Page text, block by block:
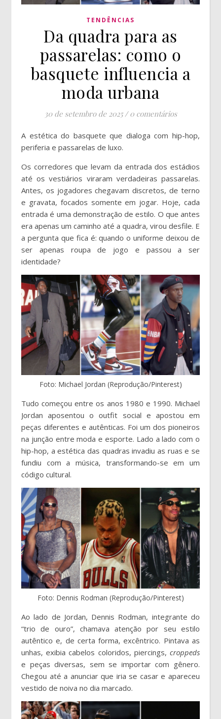
TENDÊNCIAS
Da quadra para as
passarelas: como o
basquete influencia a
moda urbana
30 de setembro de 2025 / 0 comentários
A estética do basquete que dialoga com hip-hop,
periferia e passarelas de luxo.
Os corredores que levam da entrada dos estádios
até os vestiários viraram verdadeiras passarelas.
Antes, os jogadores chegavam discretos, de terno
e gravata, focados somente em jogar. Hoje, cada
entrada é uma demonstração de estilo. O que antes
era apenas um caminho até a quadra, virou desfile. E
a pergunta que fica é: quando o uniforme deixou de
ser apenas roupa de jogo e passou a ser
identidade?
Foto: Michael Jordan (Reprodução/Pinterest)
Tudo começou entre os anos 1980 e 1990. Michael
Jordan aposentou o outfit social e apostou em
peças diferentes e autênticas. Foi um dos pioneiros
na junção entre moda e esporte. Lado a lado com o
hip-hop, a estética das quadras invadiu as ruas e se
fundiu com a música, transformando-se em um
código cultural.
Foto: Dennis Rodman (Reprodução/Pinterest)
Ao lado de Jordan, Dennis Rodman, integrante do
“trio de ouro”, chamava atenção por seu estilo
autêntico e, de certa forma, excêntrico. Pintava as
unhas, exibia cabelos coloridos, piercings, croppeds
e peças diversas, sem se importar com gênero.
Chegou até a anunciar que iria se casar e apareceu
vestido de noiva no dia marcado.